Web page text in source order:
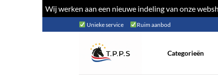
Wij werken aan een nieuwe indeling van onze
naar
Unieke service Ruim aanbod
Categorieën